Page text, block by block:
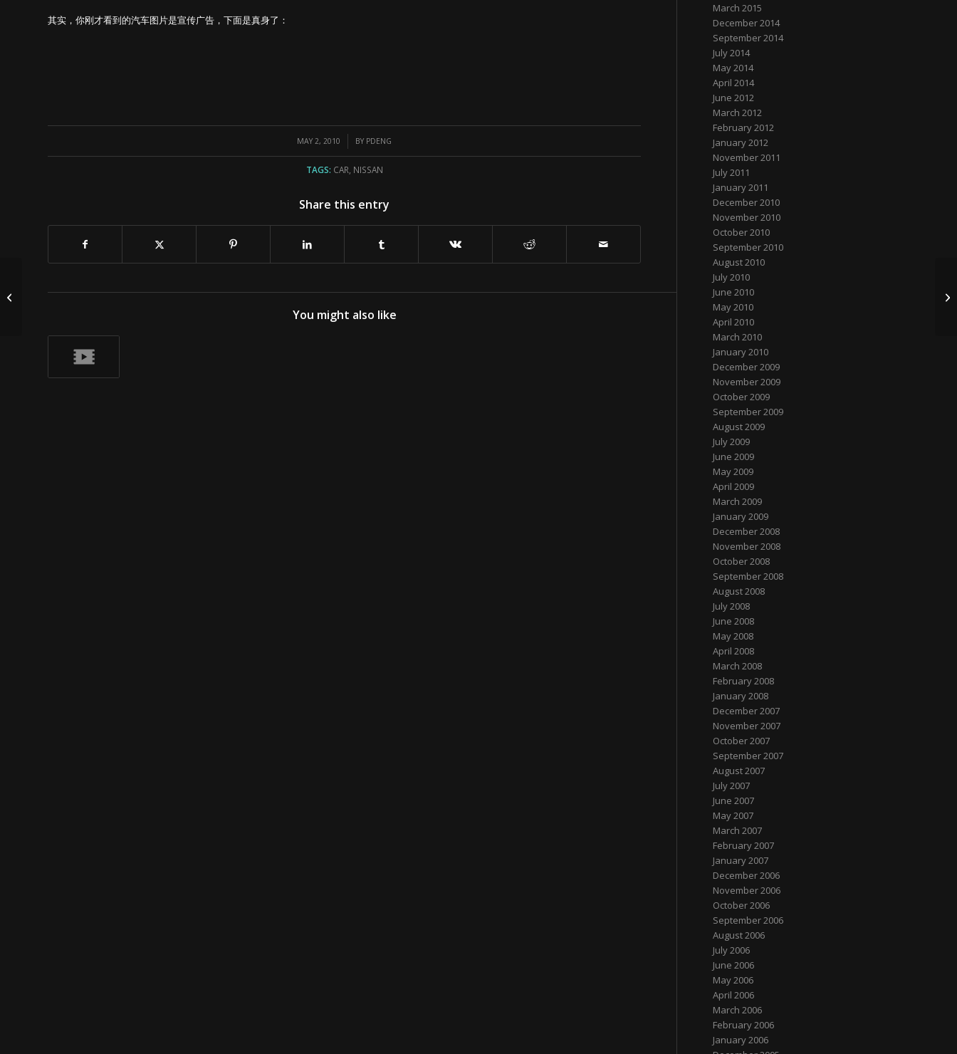
其实，你刚才看到的汽车图片是宣传广告，下面是真身了：
MAY 2, 2010
/ BY PDENG
TAGS: CAR NISSAN
Share this entry
You might also like
March 2015
December 2014
September 2014
July 2014
May 2014
April 2014
June 2012
March 2012
February 2012
January 2012
November 2011
July 2011
January 2011
December 2010
November 2010
October 2010
September 2010
August 2010
July 2010
June 2010
May 2010
April 2010
March 2010
January 2010
December 2009
November 2009
October 2009
September 2009
August 2009
July 2009
June 2009
May 2009
April 2009
March 2009
January 2009
December 2008
November 2008
October 2008
September 2008
August 2008
July 2008
June 2008
May 2008
April 2008
March 2008
February 2008
January 2008
December 2007
November 2007
October 2007
September 2007
August 2007
July 2007
June 2007
May 2007
March 2007
February 2007
January 2007
December 2006
November 2006
October 2006
September 2006
August 2006
July 2006
June 2006
May 2006
April 2006
March 2006
February 2006
January 2006
Java监听键盘鼠标全局事件